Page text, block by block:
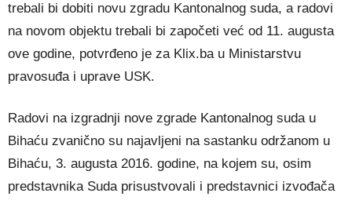
trebali bi dobiti novu zgradu Kantonalnog suda, a radovi
na novom objektu trebali bi započeti već od 11. augusta
ove godine, potvrđeno je za Klix.ba u Ministarstvu
pravosuđa i uprave USK.
Radovi na izgradnji nove zgrade Kantonalnog suda u
Bihaću zvanično su najavljeni na sastanku održanom u
Bihaću, 3. augusta 2016. godine, na kojem su, osim
predstavnika Suda prisustvovali i predstavnici izvođača